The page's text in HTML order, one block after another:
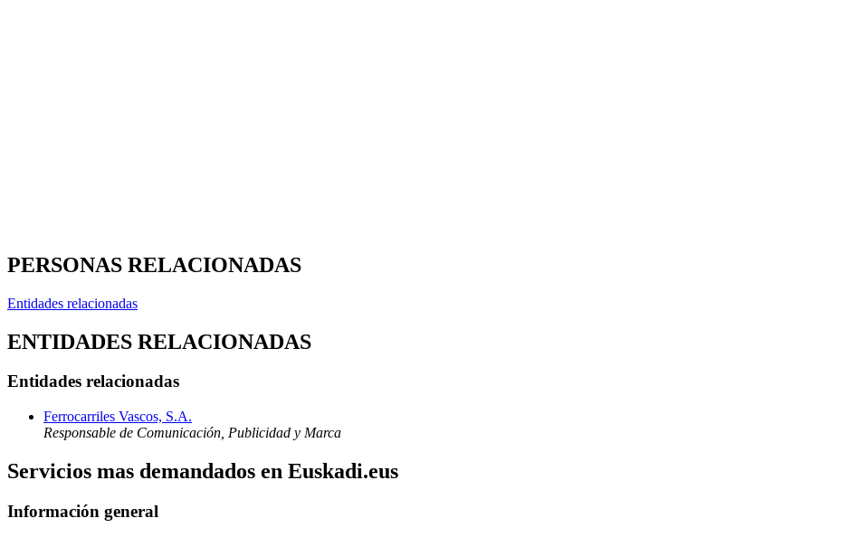
PERSONAS RELACIONADAS
Entidades relacionadas
ENTIDADES RELACIONADAS
Entidades relacionadas
Ferrocarriles Vascos, S.A.
Responsable de Comunicación, Publicidad y Marca
Servicios mas demandados en Euskadi.eus
Información general